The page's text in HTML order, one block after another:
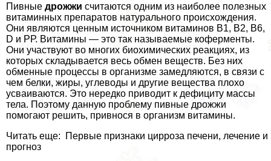
Пивные дрожжи считаются одним из наиболее полезных
витаминных препаратов натурального происхождения.
Они являются ценным источником витаминов В1, В2, В6,
D и РР. Витамины — это так называемые коферменты.
Они участвуют во многих биохимических реакциях, из
которых складывается весь обмен веществ. Без них
обменные процессы в организме замедляются, в связи с
чем белки, жиры, углеводы и другие вещества плохо
усваиваются. Это нередко приводит к дефициту массы
тела. Поэтому данную проблему пивные дрожжи
помогают решить, привнося в организм витамины.
Читать еще: Первые признаки цирроза печени, лечение и
прогноз